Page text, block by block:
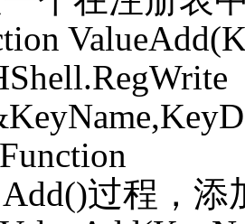
过程，添